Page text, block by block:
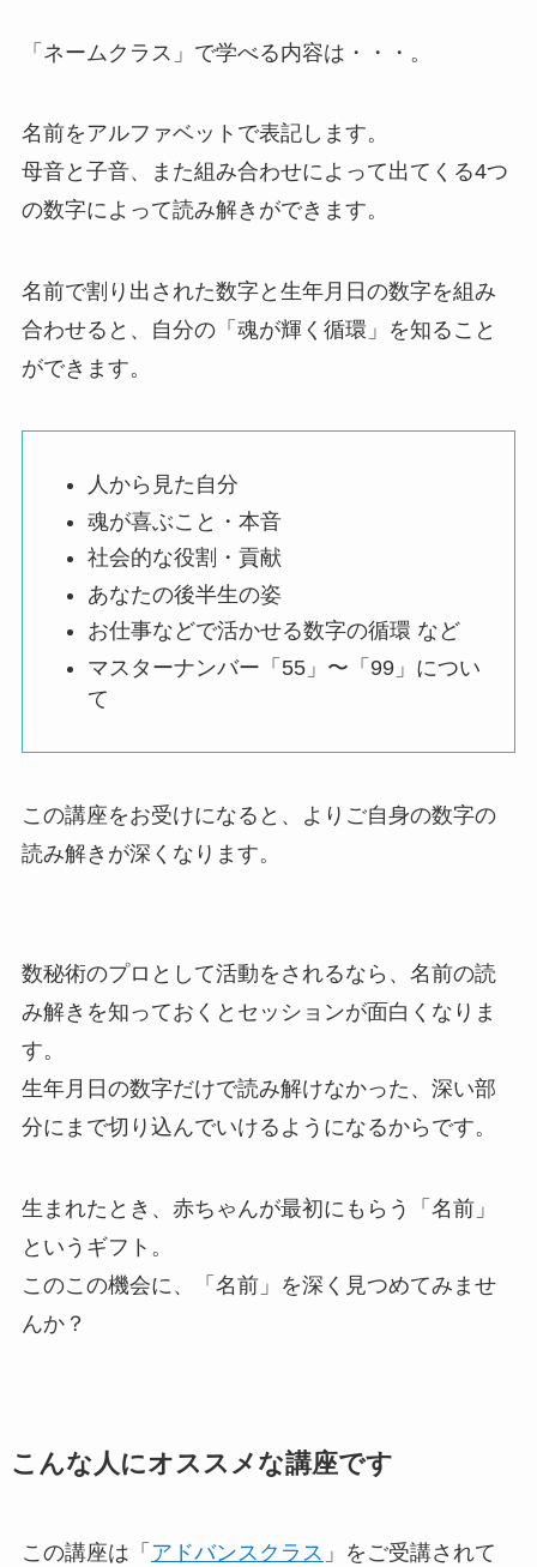
「ネームクラス」で学べる内容は・・・。
名前をアルファベットで表記します。
母音と子音、また組み合わせによって出てくる4つ
の数字によって読み解きができます。
名前で割り出された数字と生年月日の数字を組み
合わせると、自分の「魂が輝く循環」を知ること
ができます。
人から見た自分
魂が喜ぶこと・本音
社会的な役割・貢献
あなたの後半生の姿
お仕事などで活かせる数字の循環 など
マスターナンバー「55」〜「99」につい
て
この講座をお受けになると、よりご自身の数字の
読み解きが深くなります。
数秘術のプロとして活動をされるなら、名前の読
み解きを知っておくとセッションが面白くなりま
す。
生年月日の数字だけで読み解けなかった、深い部
分にまで切り込んでいけるようになるからです。
生まれたとき、赤ちゃんが最初にもらう「名前」
というギフト。
このこの機会に、「名前」を深く見つめてみませ
んか？
こんな人にオススメな講座です
この講座は「 アドバンスクラス 」をご受講されて